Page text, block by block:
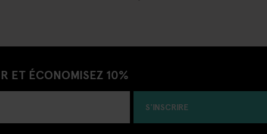
ET ÉCONOMISEZ 10%
S'INSCRIRE